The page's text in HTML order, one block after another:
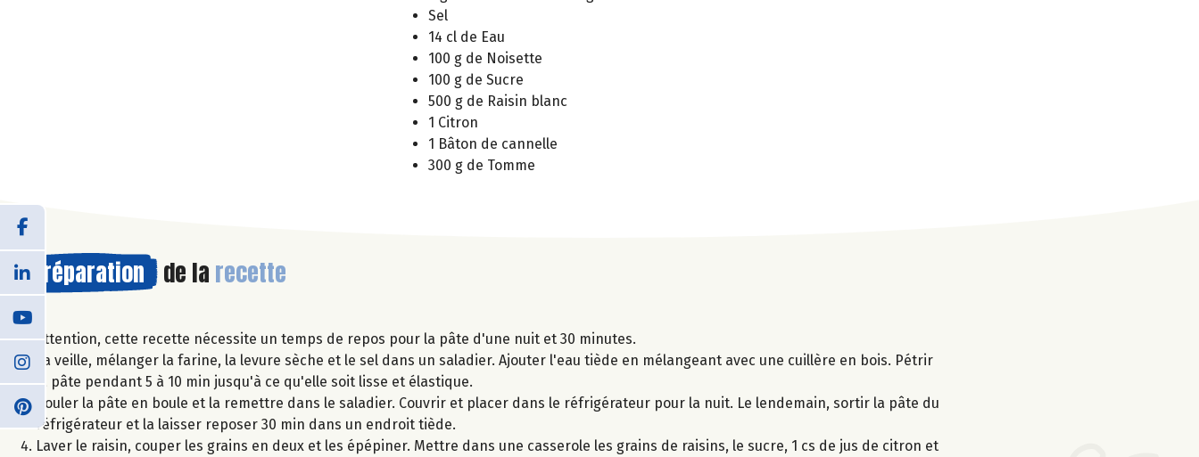
Sel
14 cl de Eau
100 g de Noisette
100 g de Sucre
500 g de Raisin blanc
1 Citron
1 Bâton de cannelle
300 g de Tomme
Préparation de la recette
Attention, cette recette nécessite un temps de repos pour la pâte d'une nuit et 30 minutes.
La veille, mélanger la farine, la levure sèche et le sel dans un saladier. Ajouter l'eau tiède en mélangeant avec une cuillère en bois. Pétrir
la pâte pendant 5 à 10 min jusqu'à ce qu'elle soit lisse et élastique.
Rouler la pâte en boule et la remettre dans le saladier. Couvrir et placer dans le réfrigérateur pour la nuit. Le lendemain, sortir la pâte du
réfrigérateur et la laisser reposer 30 min dans un endroit tiède.
Laver le raisin, couper les grains en deux et les épépiner. Mettre dans une casserole les grains de raisins, le sucre, 1 cs de jus de citron et